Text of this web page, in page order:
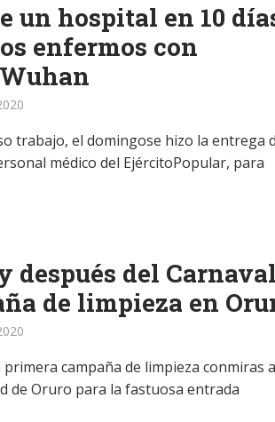
un hospital en 10
enfermos con
trabajo, el domingose hizo la entrega
médico del EjércitoPopular, para
después del
de limpieza en
campaña de limpieza conmiras
de Oruro para la fastuosa entrada